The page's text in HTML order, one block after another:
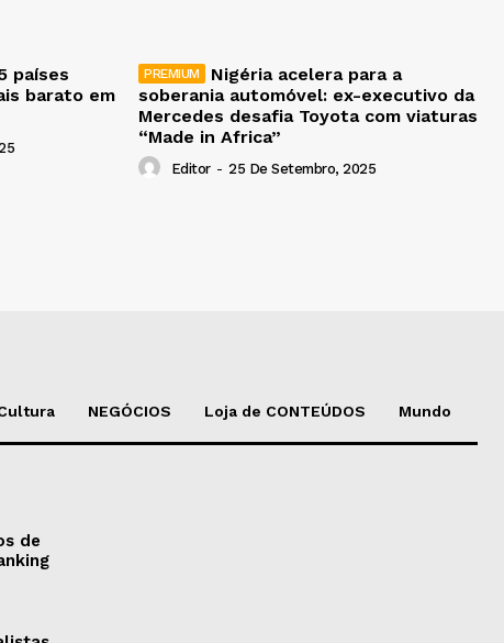
países
barato em
Nigéria acelera para a
soberania automóvel: ex-executivo da
Mercedes desafia Toyota com viaturas
“Made in Africa”
Editor - 25 De Setembro, 2025
NEGÓCIOS Loja de CONTEÚDOS Mundo
de